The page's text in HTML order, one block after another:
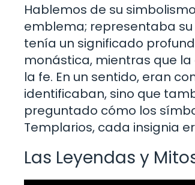
Hablemos de su
emblema; representaba
tenía un significado
monástica, mientras que
la fe. En un sentido, eran
identificaban, sino que
preguntado cómo los
Templarios, cada insignia
Las Leyendas y